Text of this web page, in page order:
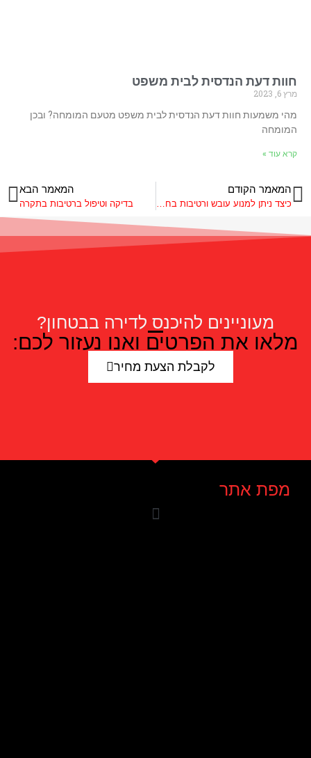
חוות דעת הנדסית לבית משפט
מרץ 6, 2023
מהי משמעות חוות דעת הנדסית לבית משפט מטעם המומחה? ובכן
המומחה
קרא עוד »
המאמר הקודם המאמר הבא
בדיקה וטיפול ברטיבות בתקרה
מעוניינים להיכנס לדירה בבטחון?
מלאו את הפרטים ואנו נעזור לכם:
לקבלת הצעת מחיר
מפת אתר